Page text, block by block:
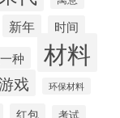
新年 时间
种 材料
戏 环保材料
红包